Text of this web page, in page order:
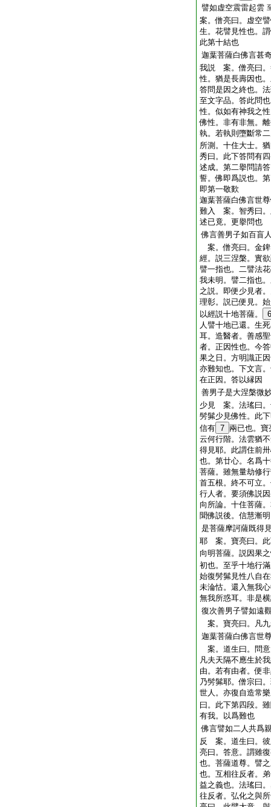
譬如虚空震雷起雲
案。僧亮曰。虚空
生。花譬見性也。
此第十結也
迦葉菩薩白佛言甚
我説 案。僧亮曰。
性。猶是長壽因也
答問是因之終也。
至文字品。答此問
性。似如有神我之
佛性。非有非無。
執。若執則墮斷常
所測。十住大士。
秀曰。此下答問有
述成。第二擧問請
誓。佛即爲説也。
即第一敬歎
迦葉菩薩白佛言世
難入 案。智秀曰。
述已竟。更擧問也
佛言善男子如百盲
案。僧亮曰。金
經。説三涅槃。實
譬一指也。二譬法
我未明。譬二指也
之説。即便少見者
理彰。説已便見。
以經説十地菩薩。
6
人譬十地已還。生
耳。造醫者。善感
者。正因性也。今
果之日。方明識正
亦難知也。下文言
在正因。答以縁因
善男子是大涅槃微
少見 案。法瑤曰。
髣髴少見佛性。此
信有 7 兩已也。寶
云何行階。法雲猶
得見耶。此謂住前
也。第廿心。名爲
菩薩。雖無量劫修
首五根。終不可立
行人者。要須佛説
向所論。十住菩薩
聞佛説後。信慧漸
是菩薩摩訶薩既得
耶 案。寶亮曰。此
向明菩薩。説因果
初也。至乎十地行
始復髣髴見性八自
未淪怙。還入無我
無我所惑耳。非是
復次善男子譬如遠
案。寶亮曰。凡
迦葉菩薩白佛言世
案。道生曰。問
凡夫天隔不應生於
由。若有由者。便
乃髣髴耶。僧宗曰
世人。亦復自造常
曰。此下第四段。
有我。以爲難也
佛言譬如二人共爲
反 案。道生曰。彼
亮曰。答意。謂雖
也。菩薩道尊。譬
也。互相往反者。
益之義也。法瑤曰
往反者。弘化之與